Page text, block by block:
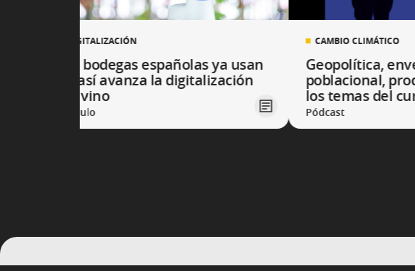
DIGITALIZACIÓN
Las bodegas españolas ya usan
IA: así avanza la digitalización
del vino
Artículo
CAMBIO CLIMÁTICO
Geopolítica,
poblacional,
los temas del
Pódcast